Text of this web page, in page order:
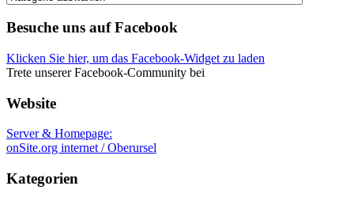
Besuche uns auf Facebook
Klicken Sie hier, um das Facebook-Widget zu laden
Trete unserer Facebook-Community bei
Website
Server & Homepage:
onSite.org internet / Oberursel
Kategorien